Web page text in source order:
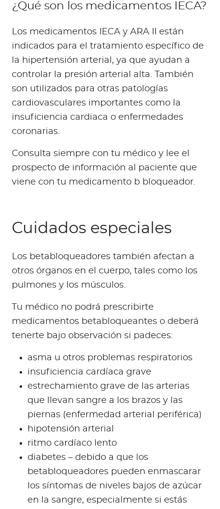
¿Qué son los medicamentos IECA?
Los medicamentos IECA y ARA II están
indicados para el tratamiento específico de
la hipertensión arterial, ya que ayudan a
controlar la presión arterial alta. También
son utilizados para otras patologías
cardiovasculares importantes como la
insuficiencia cardiaca o enfermedades
coronarias.
Consulta siempre con tu médico y lee el
prospecto de información al paciente que
viene con tu medicamento b bloqueador.
Cuidados especiales
Los betabloqueadores también afectan a
otros órganos en el cuerpo, tales como los
pulmones y los músculos.
Tu médico no podrá prescribirte
medicamentos betabloqueantes o deberá
tenerte bajo observación si padeces:
asma u otros problemas respiratorios
insuficiencia cardíaca grave
estrechamiento grave de las arterias
que llevan sangre a los brazos y las
piernas (enfermedad arterial periférica)
hipotensión arterial
ritmo cardíaco lento
diabetes – debido a que los
betabloqueadores pueden enmascarar
los síntomas de niveles bajos de azúcar
en la sangre, especialmente si estás